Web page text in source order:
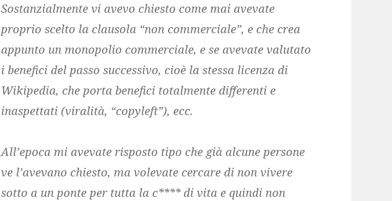
Sostanzialmente vi avevo chiesto come mai avevate
proprio scelto la clausola “non commerciale”, e che crea
appunto un monopolio commerciale, e se avevate valutato
i benefici del passo successivo, cioè la stessa licenza di
Wikipedia, che porta benefici totalmente differenti e
inaspettati (viralità, “copyleft”), ecc.
All’epoca mi avevate risposto tipo che già alcune persone
ve l’avevano chiesto, ma volevate cercare di non vivere
sotto a un ponte per tutta la c**** di vita e quindi non